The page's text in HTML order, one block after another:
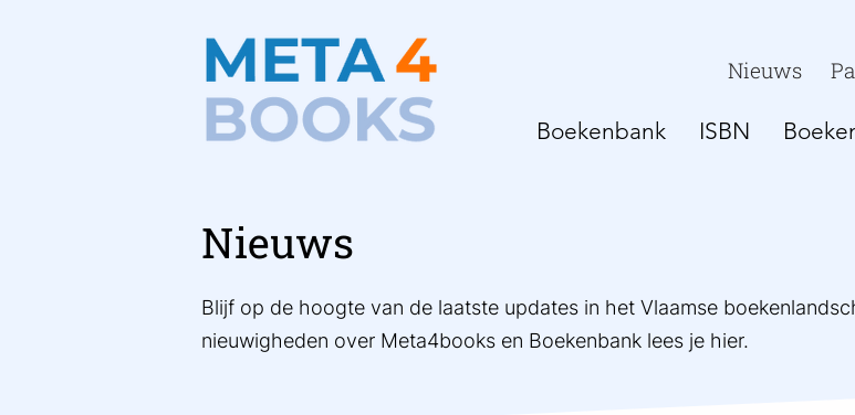
Nieuws
Boekenbank ISBN
Nieuws
Blijf op de hoogte van de laatste updates in het Vlaamse
nieuwigheden over Meta4books en Boekenbank lees je hier.